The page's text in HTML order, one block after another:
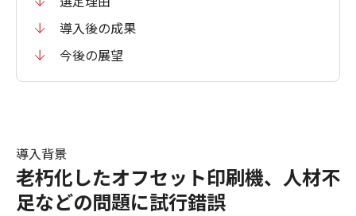
導入後の成果
今後の展望
導入背景
老朽化したオフセット印刷機、人材不
足などの問題に試行錯誤